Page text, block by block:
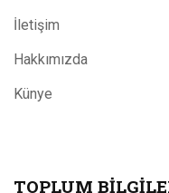
İletişim
Hakkımızda
Künye
TOPLUM